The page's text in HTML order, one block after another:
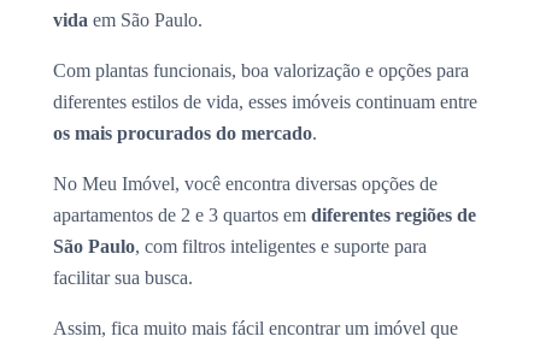
vida em São Paulo.
Com plantas funcionais, boa valorização e opções para
diferentes estilos de vida, esses imóveis continuam entre
os mais procurados do mercado.
No Meu Imóvel, você encontra diversas opções de
apartamentos de 2 e 3 quartos em diferentes regiões de
São Paulo, com filtros inteligentes e suporte para
facilitar sua busca.
Assim, fica muito mais fácil encontrar um imóvel que